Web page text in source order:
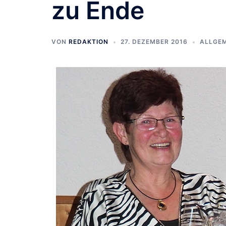
zu Ende
VON REDAKTION 27. DEZEMBER 2016